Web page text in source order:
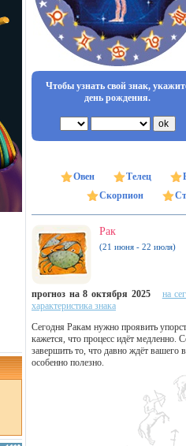
Чтобы узнать свой знак,
день рождения.
Овен Телец
Скорпион
Рак
(21 июня - 22 июля)
прогноз на 8 октября 2025
на
характеристика знака
Сегодня Ракам нужно проявить
кажется, что процесс идёт
завершить то, что давно ждёт вашего
особенно полезно.